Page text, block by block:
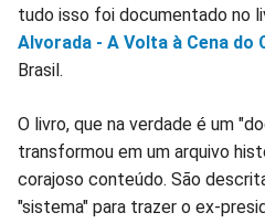
tudo isso foi documentado no
Alvorada - A Volta à Cena do
Brasil.
O livro, que na verdade é um
transformou em um arquivo
corajoso conteúdo. São
"sistema" para trazer o ex-